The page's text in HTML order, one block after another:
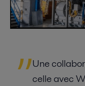
Une
celle avec